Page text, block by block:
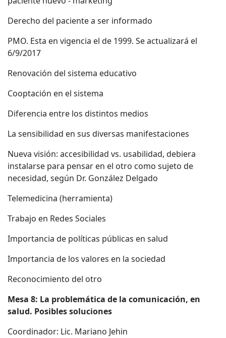
Derecho del paciente a ser informado
PMO. Esta en vigencia el de 1999. Se actualizará el
6/9/2017
Renovación del sistema educativo
Cooptación en el sistema
Diferencia entre los distintos medios
La sensibilidad en sus diversas manifestaciones
Nueva visión: accesibilidad vs. usabilidad, debiera
instalarse para pensar en el otro como sujeto de
necesidad, según Dr. González Delgado
Telemedicina (herramienta)
Trabajo en Redes Sociales
Importancia de políticas públicas en salud
Importancia de los valores en la sociedad
Reconocimiento del otro
Mesa 8: La problemática de la comunicación, en
salud. Posibles soluciones
Coordinador: Lic. Mariano Jehin